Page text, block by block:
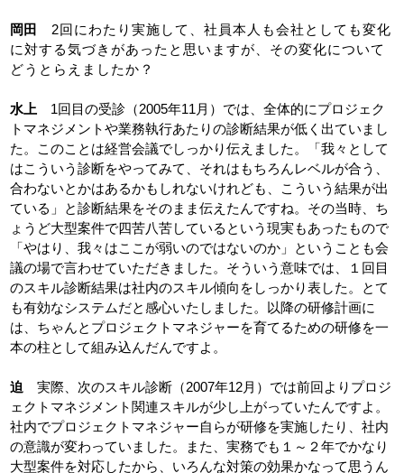
岡田
2回にわたり実施して、社員本人も会社としても変化
に対する気づきがあったと思いますが、その変化について
どうとらえましたか？
水上 1回目の受診（2005年11月）では、全体的にプロジェク
トマネジメントや業務執行あたりの診断結果が低く出ていまし
た。このことは経営会議でしっかり伝えました。「我々として
はこういう診断をやってみて、それはもちろんレベルが合う、
合わないとかはあるかもしれないけれども、こういう結果が出
ている」と診断結果をそのまま伝えたんですね。その当時、ち
ょうど大型案件で四苦八苦しているという現実もあったもので
「やはり、我々はここが弱いのではないのか」ということも会
議の場で言わせていただきました。そういう意味では、１回目
のスキル診断結果は社内のスキル傾向をしっかり表した。とて
も有効なシステムだと感心いたしました。以降の研修計画に
は、ちゃんとプロジェクトマネジャーを育てるための研修を一
本の柱として組み込んだんですよ。
迫 実際、次のスキル診断（2007年12月）では前回よりプロジ
ェクトマネジメント関連スキルが少し上がっていたんですよ。
社内でプロジェクトマネジャー自らが研修を実施したり、社内
の意識が変わっていました。また、実務でも１～２年でかなり
大型案件を対応したから、いろんな対策の効果かなって思うん